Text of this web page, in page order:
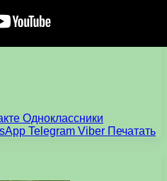
Одноклассники
Telegram Viber Печатать